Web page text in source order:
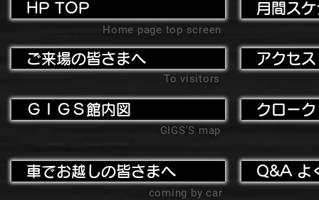
HP TOP
Home page top screen
ご来場の皆さまへ
To visitors
ＧＩＧＳ館内図
GIGS'S map
月間ス
アクセ
クローク
車でお越しの皆さまへ
coming by car
Q&A よ